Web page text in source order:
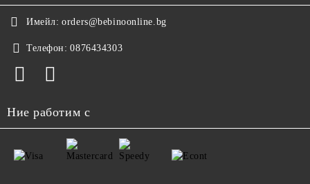
Имейл: orders@bebinoonline.bg
Телефон: 0876434303
Ние работим с